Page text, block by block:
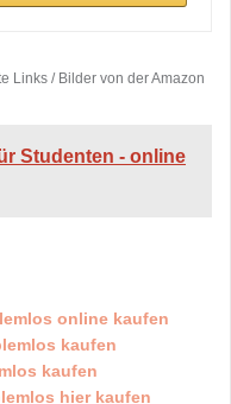
Links / Bilder von der Amazon
Studenten - online
online kaufen
kaufen
kaufen
hier kaufen